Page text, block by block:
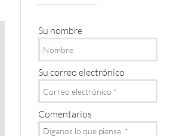
Su nombre
Su correo electrónico
Comentarios